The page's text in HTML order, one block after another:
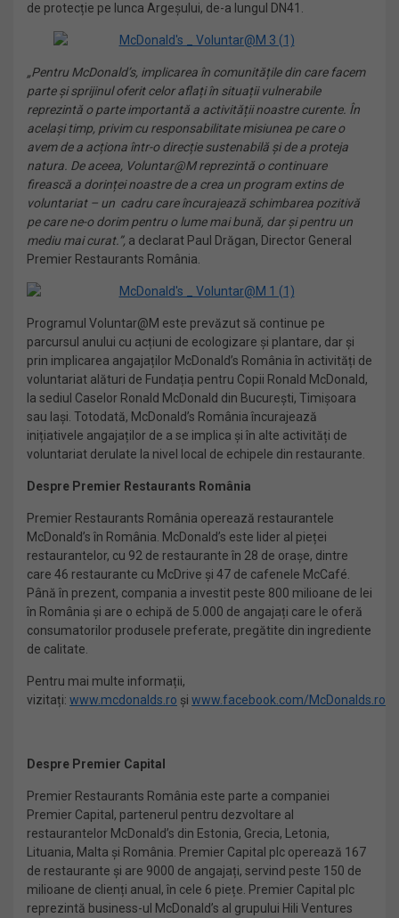
de protecție pe lunca Argeșului, de-a lungul DN41.
„Pentru McDonald’s, implicarea în comunitățile din care facem
parte și sprijinul oferit celor aflați în situații vulnerabile
reprezintă o parte importantă a activității noastre curente. În
același timp, privim cu responsabilitate misiunea pe care o
avem de a acționa într-o direcție sustenabilă și de a proteja
natura. De aceea, Voluntar@M reprezintă o continuare
firească a dorinței noastre de a crea un program extins de
voluntariat – un cadru care încurajează schimbarea pozitivă
pe care ne-o dorim pentru o lume mai bună, dar și pentru un
mediu mai curat.”, a declarat Paul Drăgan, Director General
Premier Restaurants România.
Programul Voluntar@M este prevăzut să continue pe
parcursul anului cu acțiuni de ecologizare și plantare, dar și
prin implicarea angajaților McDonald’s România în activități de
voluntariat alături de Fundația pentru Copii Ronald McDonald,
la sediul Caselor Ronald McDonald din București, Timișoara
sau Iași. Totodată, McDonald’s România încurajează
inițiativele angajaților de a se implica și în alte activități de
voluntariat derulate la nivel local de echipele din restaurante.
Despre Premier Restaurants România
Premier Restaurants România operează restaurantele
McDonald’s în România. McDonald’s este lider al pieței
restaurantelor, cu 92 de restaurante în 28 de orașe, dintre
care 46 restaurante cu McDrive și 47 de cafenele McCafé.
Până în prezent, compania a investit peste 800 milioane de lei
în România și are o echipă de 5.000 de angajați care le oferă
consumatorilor produsele preferate, pregătite din ingrediente
de calitate.
Pentru mai multe informații,
vizitați: www.mcdonalds.ro și www.facebook.com/McDonalds.ro
Despre Premier Capital
Premier Restaurants România este parte a companiei
Premier Capital, partenerul pentru dezvoltare al
restaurantelor McDonald’s din Estonia, Grecia, Letonia,
Lituania, Malta și România. Premier Capital plc operează 167
de restaurante și are 9000 de angajați, servind peste 150 de
milioane de clienți anual, în cele 6 piețe. Premier Capital plc
reprezintă business-ul McDonald’s al grupului Hili Ventures